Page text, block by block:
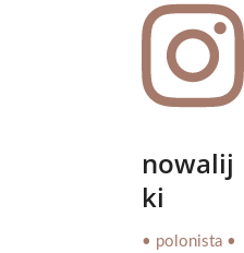
nowalij
ki
• polonista •